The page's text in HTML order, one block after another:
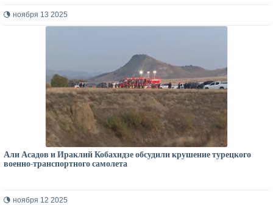
ноября 13 2025
Али Асадов и Ираклий Кобахидзе обсудили крушение турецкого
военно-транспортного самолета
ноября 12 2025